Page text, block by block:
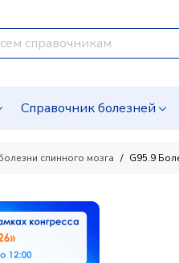
Справочник болезней
спинного мозга G95.9